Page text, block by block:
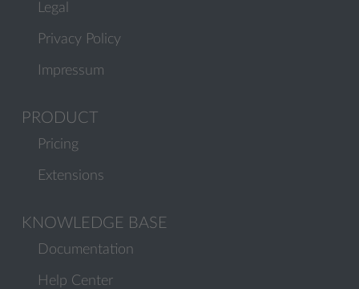
Legal
Privacy Policy
Impressum
PRODUCT
Pricing
Extensions
KNOWLEDGE BASE
Documentation
Help Center